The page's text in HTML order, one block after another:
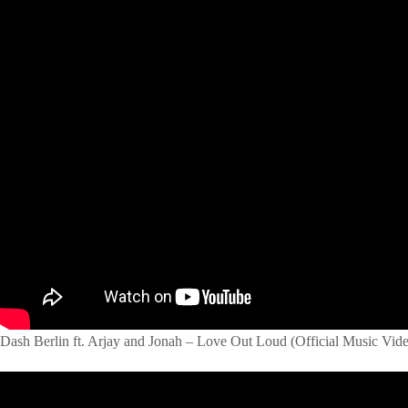
Dash Berlin ft. Arjay and Jonah – Love Out Loud (Official Music